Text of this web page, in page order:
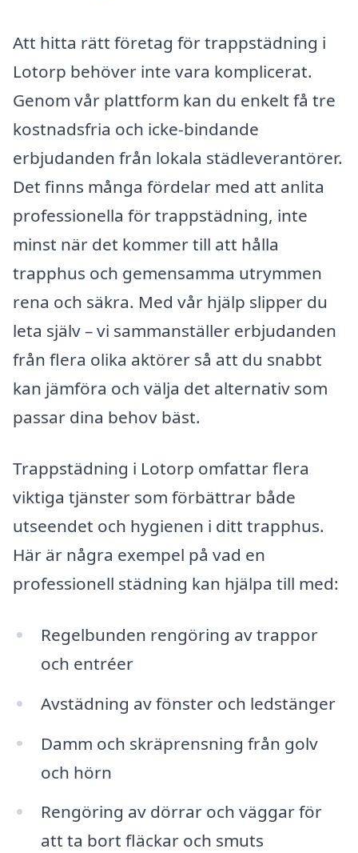
Att hitta rätt företag för trappstädning i
Lotorp behöver inte vara komplicerat.
Genom vår plattform kan du enkelt få tre
kostnadsfria och icke-bindande
erbjudanden från lokala städleverantörer.
Det finns många fördelar med att anlita
professionella för trappstädning, inte
minst när det kommer till att hålla
trapphus och gemensamma utrymmen
rena och säkra. Med vår hjälp slipper du
leta själv – vi sammanställer erbjudanden
från flera olika aktörer så att du snabbt
kan jämföra och välja det alternativ som
passar dina behov bäst.
Trappstädning i Lotorp omfattar flera
viktiga tjänster som förbättrar både
utseendet och hygienen i ditt trapphus.
Här är några exempel på vad en
professionell städning kan hjälpa till med:
Regelbunden rengöring av trappor
och entréer
Avstädning av fönster och ledstänger
Damm och skräprensning från golv
och hörn
Rengöring av dörrar och väggar för
att ta bort fläckar och smuts